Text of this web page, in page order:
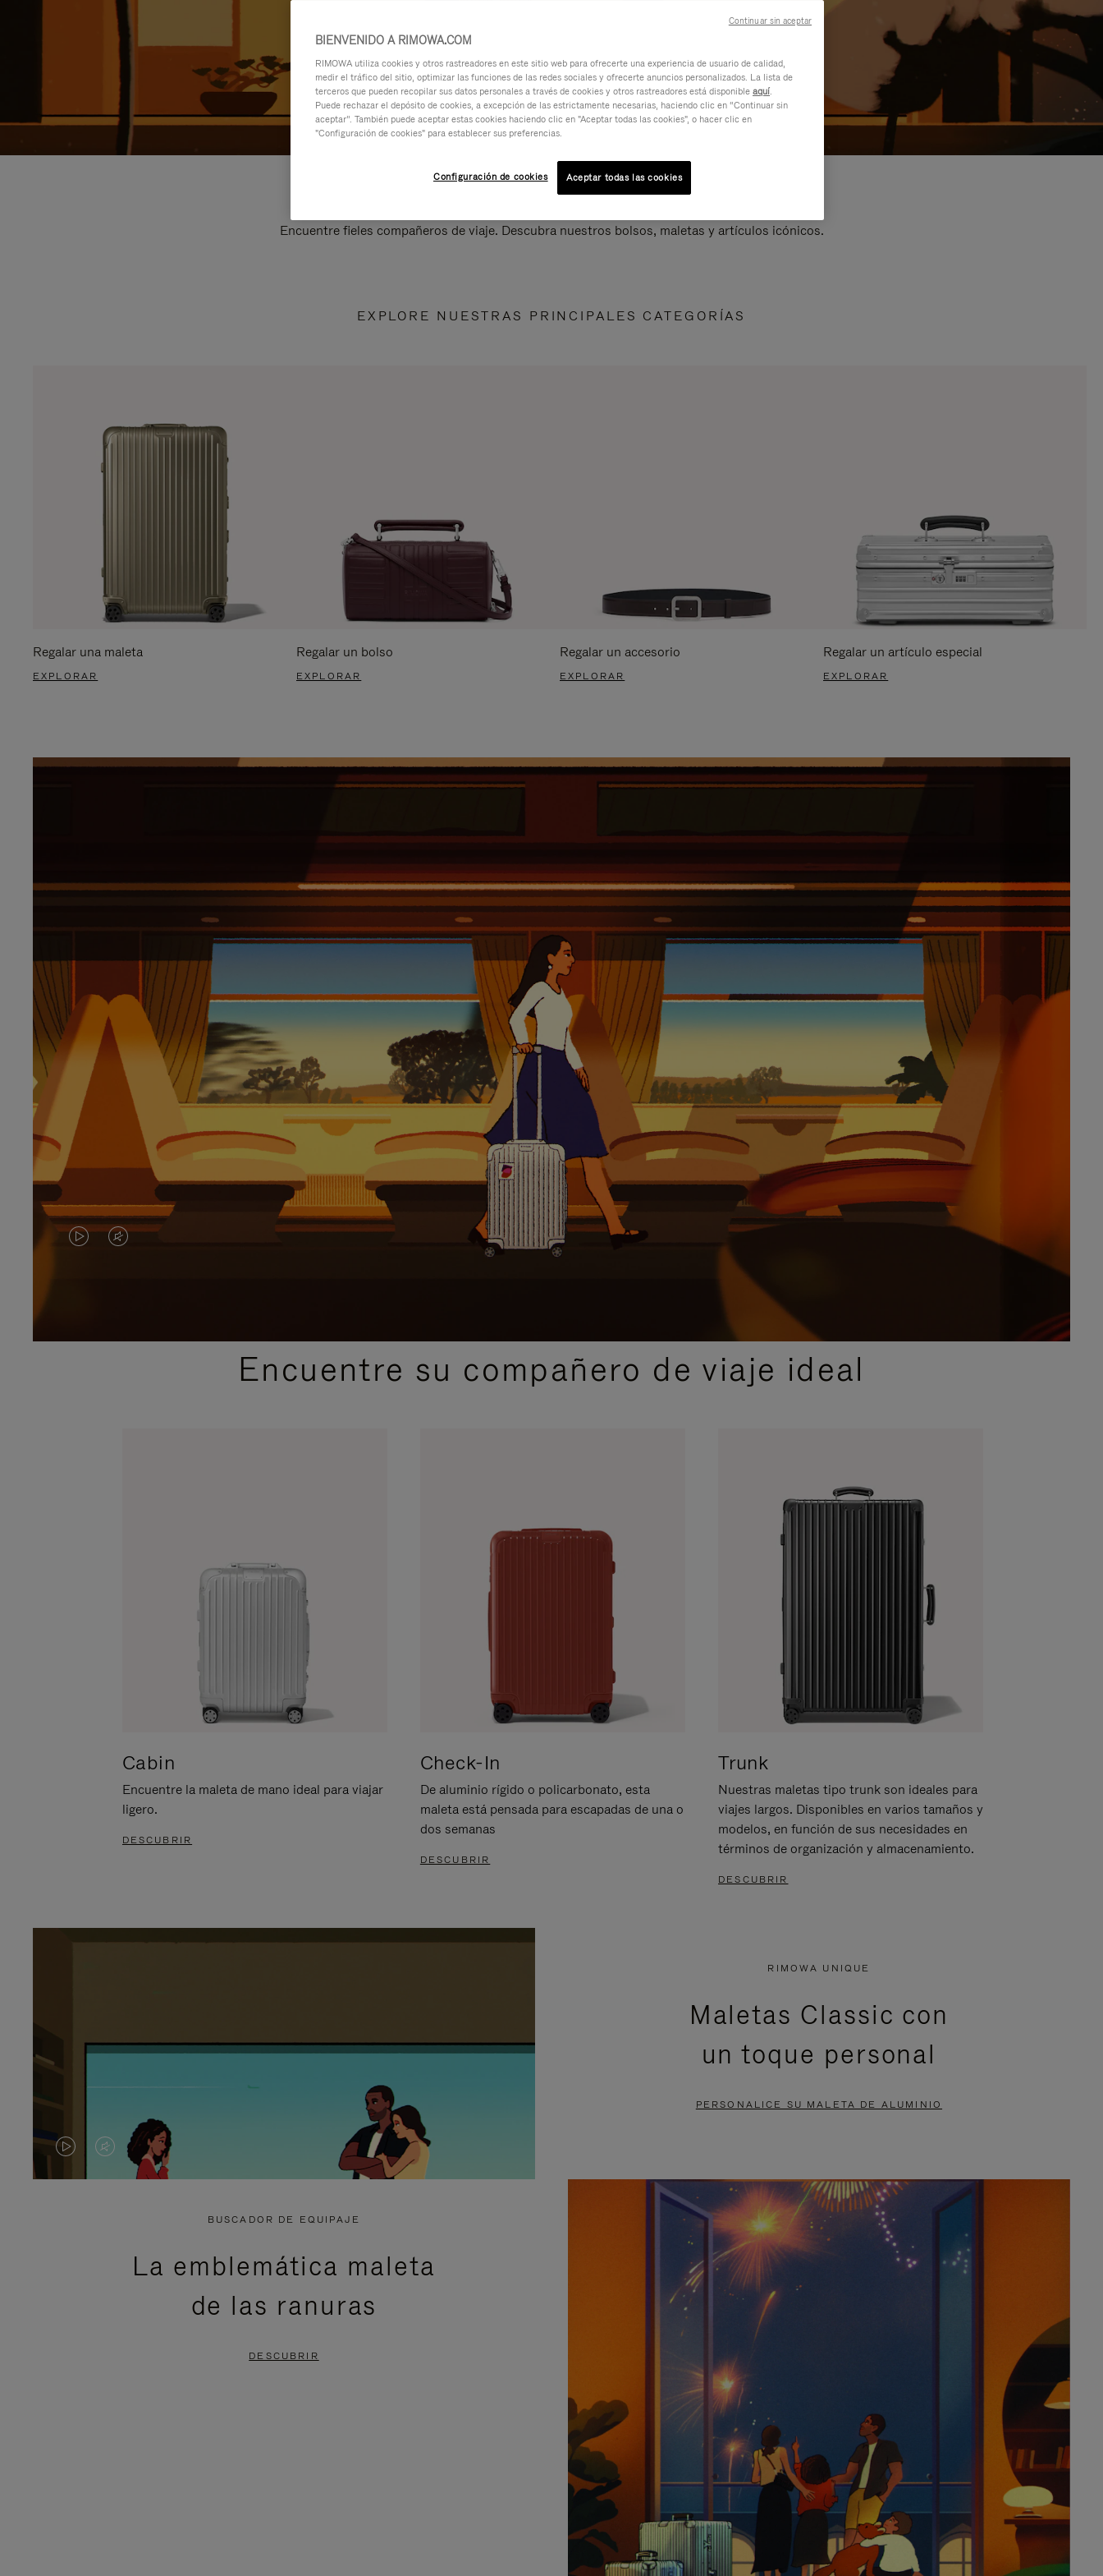
Encuentre fieles compañeros de viaje. Descubra nuestros bolsos, maletas y artículos icónicos.
EXPLORE NUESTRAS PRINCIPALES CATEGORÍAS
Regalar una maleta
EXPLORAR
Regalar un bolso
EXPLORAR
Regalar un accesorio
EXPLORAR
Regalar un artículo especial
EXPLORAR
EL
ESTÁ
EL
VÍDEO
Encuentre su compañero de viaje ideal
Cabin
Encuentre la maleta de mano ideal para viajar
ligero.
DESCUBRIR
Check-In
De aluminio rígido o policarbonato, esta
maleta está pensada para escapadas de una o
dos semanas
DESCUBRIR
Trunk
Nuestras maletas tipo trunk son ideales para
viajes largos. Disponibles en varios tamaños y
modelos, en función de sus necesidades en
términos de organización y almacenamiento.
DESCUBRIR
EL
PAUSADO,
EL
ESTÁ
DESACTIVADO:
RIMOWA UNIQUE
Maletas Classic con
un toque personal
PERSONALICE SU MALETA DE ALUMINIO
BUSCADOR DE EQUIPAJE
La emblemática maleta
de las ranuras
DESCUBRIR
BIENVENIDO A RIMOWA.COM
RIMOWA utiliza cookies y otros rastreadores en este sitio web para ofrecerte una experiencia de usuario de calidad,
medir el tráfico del sitio, optimizar las funciones de las redes sociales y ofrecerte anuncios personalizados. La lista de
terceros que pueden recopilar sus datos personales a través de cookies y otros rastreadores está disponibleaquí.
Puede rechazar el depósito de cookies, a excepción de las estrictamente necesarias, haciendo clic en “Continuar sin
aceptar”. También puede aceptar estas cookies haciendo clic en "Aceptar todas las cookies", o hacer clic en
"Configuración de cookies" para establecer sus preferencias.
Configuración de cookies Aceptar todas las cookies
Continuar sin aceptar